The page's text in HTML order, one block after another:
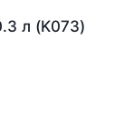
л (K073)